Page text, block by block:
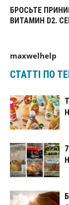
БРОСЬТЕ
ВИТАМИН D2.
maxwelhelp
СТАТТІ ПО